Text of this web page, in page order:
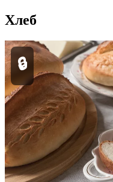
Хлеб
🔒